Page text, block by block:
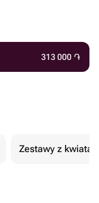
313 000 ֏
Zestawy z